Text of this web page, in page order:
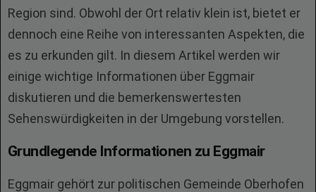
Region sind. Obwohl der Ort relativ klein ist, bietet er
dennoch eine Reihe von interessanten Aspekten, die
es zu erkunden gilt. In diesem Artikel werden wir
einige wichtige Informationen über Eggmair
diskutieren und die bemerkenswertesten
Sehenswürdigkeiten in der Umgebung vorstellen.
Grundlegende Informationen zu Eggmair
Eggmair gehört zur politischen Gemeinde Oberhofen